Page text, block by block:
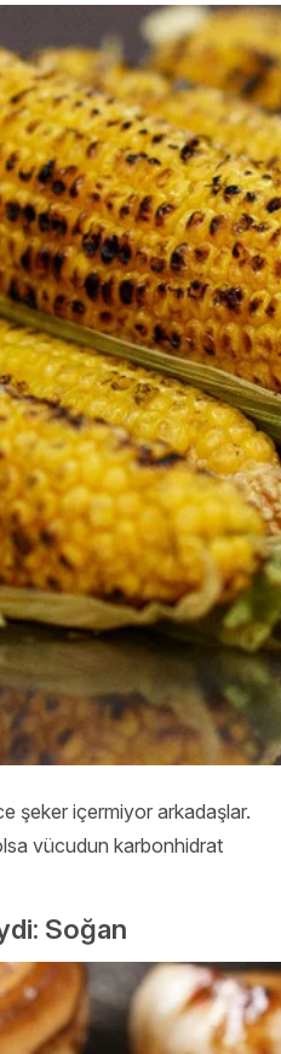
şeker içermiyor arkadaşlar.
vücudun karbonhidrat
Soğan